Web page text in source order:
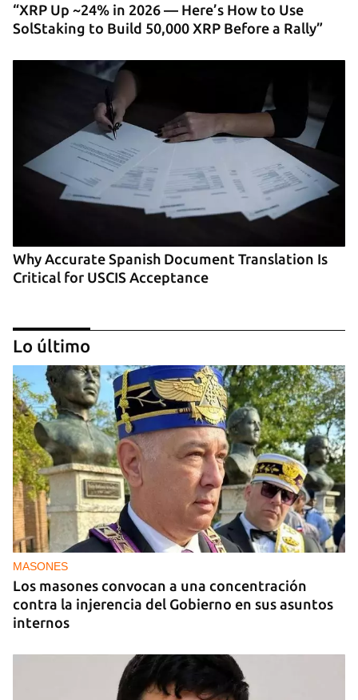
“XRP Up ~24% in 2026 — Here’s How to Use
SolStaking to Build 50,000 XRP Before a Rally”
Why Accurate Spanish Document Translation Is
Critical for USCIS Acceptance
¿Cómo tener un aire limpio en el hogar?
Lo último
MASONES
Los masones convocan a una concentración
contra la injerencia del Gobierno en sus asuntos
internos